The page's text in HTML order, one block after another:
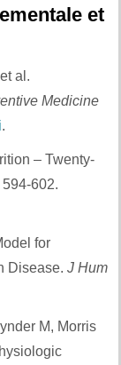
et
al.
Medicine
.
– Twenty-
602.
for
Disease. J Hum
M, Morris